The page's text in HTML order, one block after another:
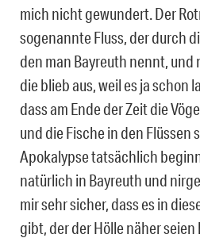
mich nicht gewundert. Der
sogenannte Fluss, der durch
den man Bayreuth nennt, und
die blieb aus, weil es ja schon
dass am Ende der Zeit die
und die Fische in den Flüssen
Apokalypse tatsächlich
natürlich in Bayreuth und
mir sehr sicher, dass es in
gibt, der der Hölle näher